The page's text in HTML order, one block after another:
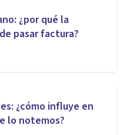
¿por qué la
pasar factura?
¿cómo influye en
lo notemos?